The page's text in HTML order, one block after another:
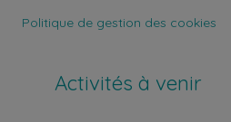
Politique de gestion des cookies
Activités à venir